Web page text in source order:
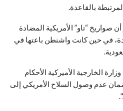
بالقاعدة.
“تاو” الأمريكية المضادة
في حين كانت واشنطن باعتها في
الخارجية الأميركية الأحكام
عدم وصول السلاح الأمريكي إلى